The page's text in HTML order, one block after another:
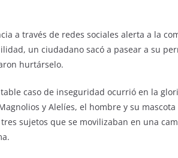
a través de redes sociales alerta a la
un ciudadano sacó a pasear a su
hurtárselo.
caso de inseguridad ocurrió en la
y Alelíes, el hombre y su
sujetos que se movilizaban en una